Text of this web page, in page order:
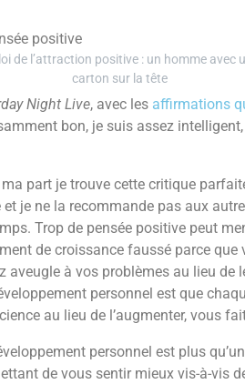
de l’attraction positive : un homme avec
carton sur la tête
Night Live, avec les affirmations
bon, je suis assez intelligent,
ma part je trouve cette critique
et je ne la recommande pas aux
Trop de pensée positive peut
de croissance faussé parce
aveugle à vos problèmes au lieu de
personnel est que
au lieu de l’augmenter, vous
personnel est plus
de vous sentir mieux vis-à-vis